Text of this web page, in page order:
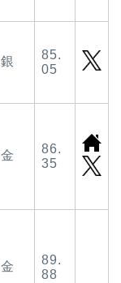
銀
85.
05
金
86.
35
金
89.
88